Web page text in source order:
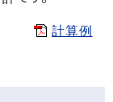
計算例